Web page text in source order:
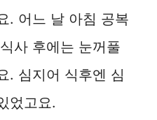
. 어느 날 아침 공복
사 후에는 눈꺼풀
. 심지어 식후엔 심
었고요.